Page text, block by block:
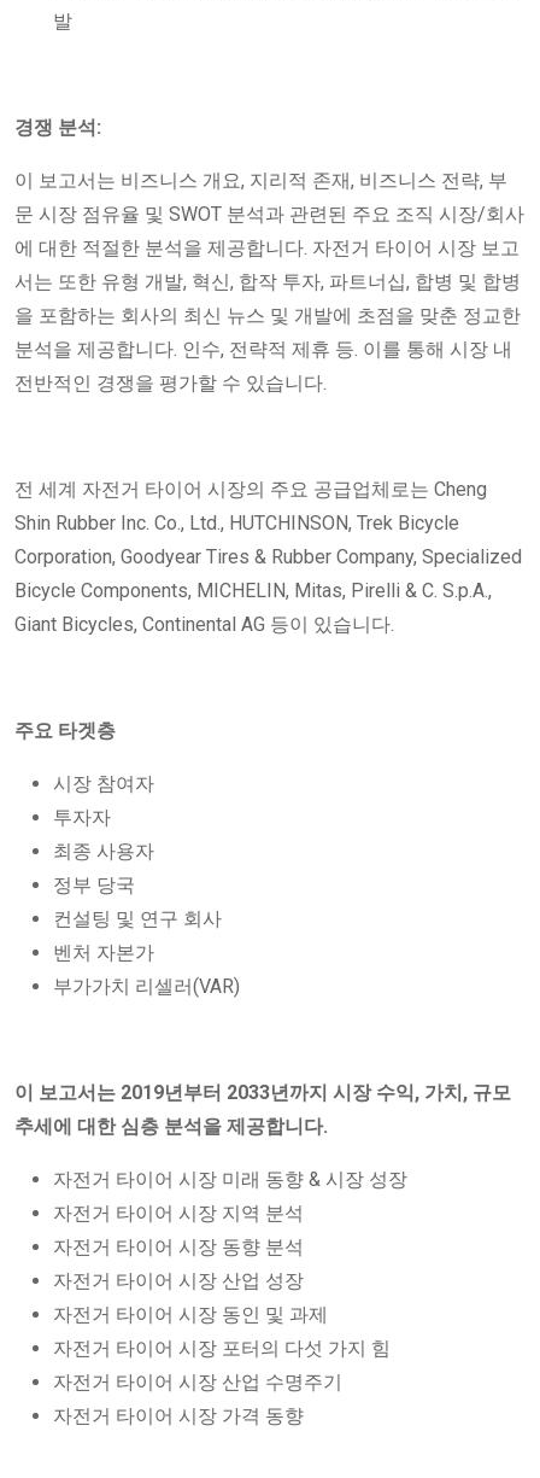
발
경쟁 분석:
이 보고서는 비즈니스 개요, 지리적 존재, 비즈니스 전략, 부
문 시장 점유율 및 SWOT 분석과 관련된 주요 조직 시장/회사
에 대한 적절한 분석을 제공합니다. 자전거 타이어 시장 보고
서는 또한 유형 개발, 혁신, 합작 투자, 파트너십, 합병 및 합병
을 포함하는 회사의 최신 뉴스 및 개발에 초점을 맞춘 정교한
분석을 제공합니다. 인수, 전략적 제휴 등. 이를 통해 시장 내
전반적인 경쟁을 평가할 수 있습니다.
전 세계 자전거 타이어 시장의 주요 공급업체로는 Cheng
Shin Rubber Inc. Co., Ltd., HUTCHINSON, Trek Bicycle
Corporation, Goodyear Tires & Rubber Company, Specialized
Bicycle Components, MICHELIN, Mitas, Pirelli & C. S.p.A.,
Giant Bicycles, Continental AG 등이 있습니다.
주요 타겟층
시장 참여자
투자자
최종 사용자
정부 당국
컨설팅 및 연구 회사
벤처 자본가
부가가치 리셀러(VAR)
이 보고서는 2019년부터 2033년까지 시장 수익, 가치, 규모
추세에 대한 심층 분석을 제공합니다.
자전거 타이어 시장 미래 동향 & 시장 성장
자전거 타이어 시장 지역 분석
자전거 타이어 시장 동향 분석
자전거 타이어 시장 산업 성장
자전거 타이어 시장 동인 및 과제
자전거 타이어 시장 포터의 다섯 가지 힘
자전거 타이어 시장 산업 수명주기
자전거 타이어 시장 가격 동향